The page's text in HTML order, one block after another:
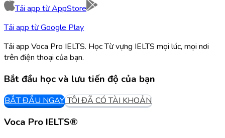
Tải app từAppStore
Tải app từGoogle Play
Tải app Voca Pro IELTS. Học Từ vựng IELTS mọi lúc, mọi nơi
trên điện thoại của bạn.
Bắt đầu học và lưu tiến độ của bạn
BẮT ĐẦU NGAY TÔI ĐÃ CÓ TÀI KHOẢN
Voca Pro IELTS®